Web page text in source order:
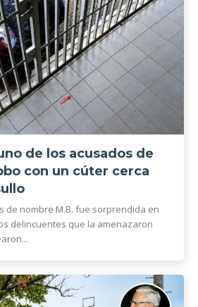
de los acusados de
con un cúter cerca
de nombre M.B. fue sorprendida en
delincuentes que la amenazaron